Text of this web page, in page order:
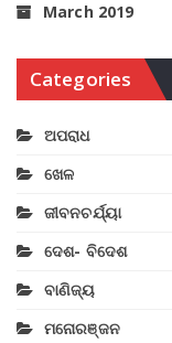
March 2019
Categories
ଅପରାଧ
ଖେଳ
ଜୀବନଚର୍ଯ୍ୟା
ଦେଶ- ବିଦେଶ
ବାଣିଜ୍ୟ
ମନୋରଞ୍ଜନ